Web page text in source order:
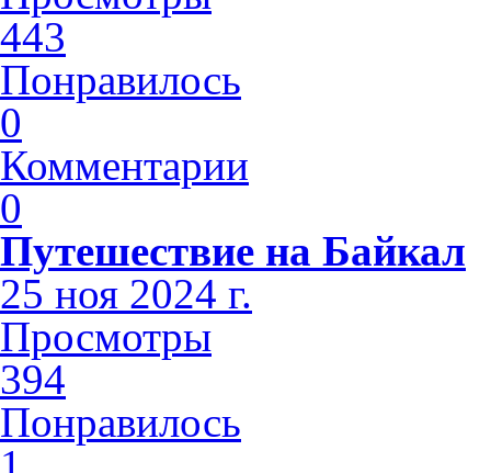
443
Понравилось
0
Комментарии
0
Путешествие на Байкал
25 ноя 2024 г.
Просмотры
394
Понравилось